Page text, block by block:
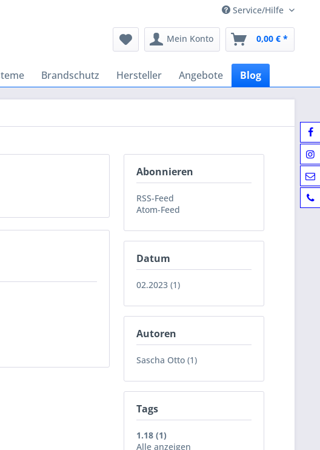
Service/Hilfe
Mein Konto 0,00 € *
Brandschutz Hersteller Angebote Blog
Abonnieren
RSS-Feed
Atom-Feed
Datum
02.2023 (1)
Autoren
Sascha Otto (1)
Tags
1.18 (1)
Alle anzeigen